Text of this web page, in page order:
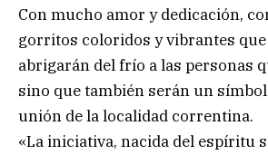
Con mucho amor y dedicación,
gorritos coloridos y vibrantes
abrigarán del frío a las personas
sino que también serán un
unión de la localidad correntina.
«La iniciativa, nacida del espíritu